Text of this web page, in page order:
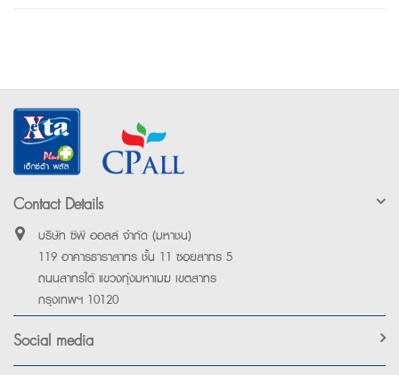
Contact Details
บริษัท ซีพี ออลล์ จำกัด (มหาชน)
119 อาคารธาราสาทร ชั้น 11 ซอยสาทร 5
ถนนสาทรใต้ แขวงทุ่งมหาเมฆ เขตสาทร
กรุงเทพฯ 10120
Social media